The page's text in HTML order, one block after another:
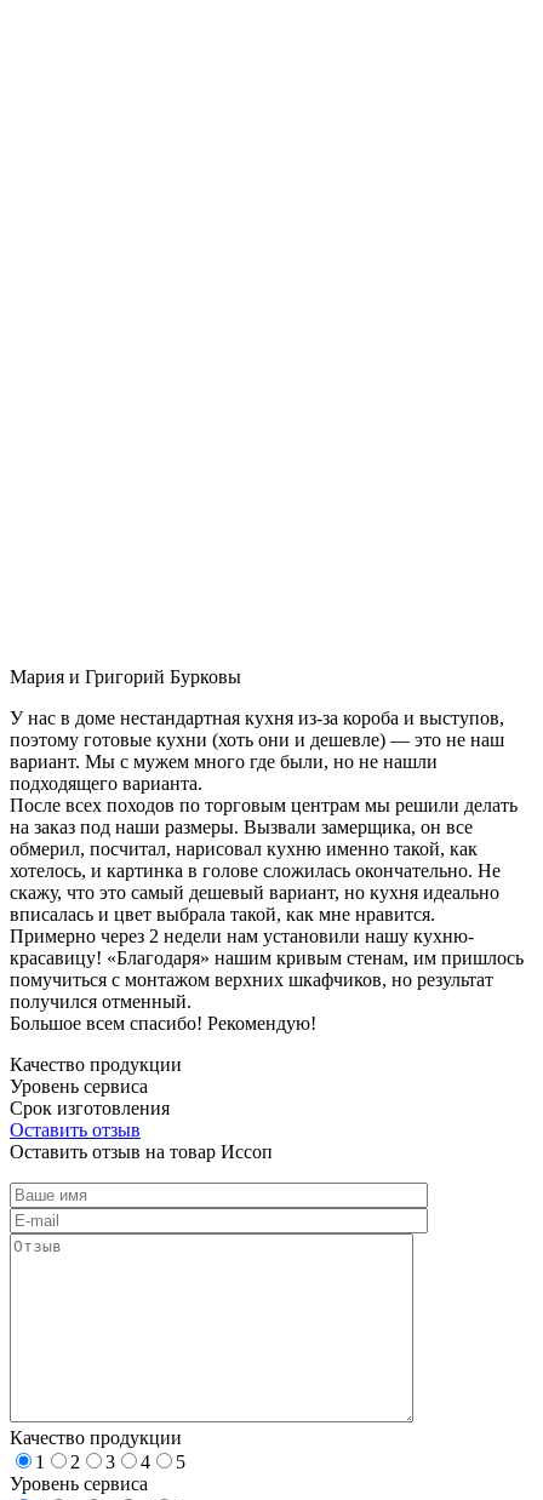
Мария и Григорий Бурковы
У нас в доме нестандартная кухня из-за короба и выступов,
поэтому готовые кухни (хоть они и дешевле) — это не наш
вариант. Мы с мужем много где были, но не нашли
подходящего варианта.
После всех походов по торговым центрам мы решили делать
на заказ под наши размеры. Вызвали замерщика, он все
обмерил, посчитал, нарисовал кухню именно такой, как
хотелось, и картинка в голове сложилась окончательно. Не
скажу, что это самый дешевый вариант, но кухня идеально
вписалась и цвет выбрала такой, как мне нравится.
Примерно через 2 недели нам установили нашу кухню-
красавицу! «Благодаря» нашим кривым стенам, им пришлось
помучиться с монтажом верхних шкафчиков, но результат
получился отменный.
Большое всем спасибо! Рекомендую!
Качество продукции
Уровень сервиса
Срок изготовления
Оставить отзыв
Оставить отзыв на товар Иссоп
Качество продукции
1
2 3 4
5
Уровень сервиса